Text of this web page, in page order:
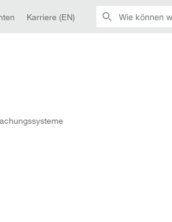
Karriere (EN)